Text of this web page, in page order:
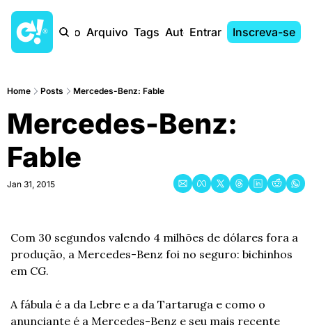
Início Arquivo Tags AutoresEntrar Inscreva-se
Home Posts Mercedes-Benz: Fable
Mercedes-Benz:
Fable
Jan 31, 2015
Com 30 segundos valendo 4 milhões de dólares fora a
produção, a Mercedes-Benz foi no seguro: bichinhos
em CG.
A fábula é a da Lebre e a da Tartaruga e como o
anunciante é a Mercedes-Benz e seu mais recente